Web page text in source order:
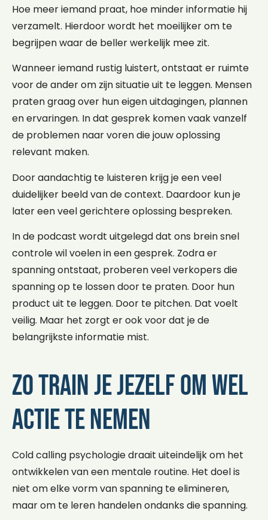
Hoe meer iemand praat, hoe minder informatie hij
verzamelt. Hierdoor wordt het moeilijker om te
begrijpen waar de beller werkelijk mee zit.
Wanneer iemand rustig luistert, ontstaat er ruimte
voor de ander om zijn situatie uit te leggen. Mensen
praten graag over hun eigen uitdagingen, plannen
en ervaringen. In dat gesprek komen vaak vanzelf
de problemen naar voren die jouw oplossing
relevant maken.
Door aandachtig te luisteren krijg je een veel
duidelijker beeld van de context. Daardoor kun je
later een veel gerichtere oplossing bespreken.
In de podcast wordt uitgelegd dat ons brein snel
controle wil voelen in een gesprek. Zodra er
spanning ontstaat, proberen veel verkopers die
spanning op te lossen door te praten. Door hun
product uit te leggen. Door te pitchen. Dat voelt
veilig. Maar het zorgt er ook voor dat je de
belangrijkste informatie mist.
Zo train je jezelf om wel
actie te nemen
Cold calling psychologie draait uiteindelijk om het
ontwikkelen van een mentale routine. Het doel is
niet om elke vorm van spanning te elimineren,
maar om te leren handelen ondanks die spanning.